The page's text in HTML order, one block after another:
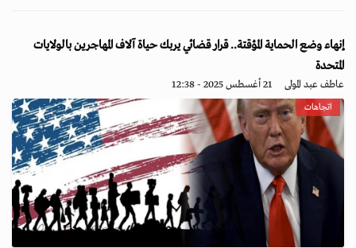
إنهاء وضع الحماية المؤقتة.. قرار قضائي يربك حياة آلاف المهاجرين بالولايات
المتحدة
عاطف عبد المولى 21 أغسطس 2025 - 12:38
اتجاهات